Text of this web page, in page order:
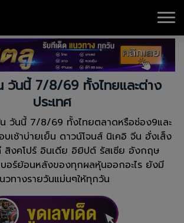
วันนี้ 7/8/69 ทั้งไทยและต่าง
ประเทศ
วันนี้ 7/8/69 ทั้งไทยตลาดหรือช่อง9และ
บเช้าบ่ายเย็น ดาวน์โจนส์ นิเคอิ จีน ฮั่งเส็ง
สิงคโปร์ อินเดีย อิยิปต์ รัสเซีย อังกฤษ
บอร์ย้อนหลังของทุกผลหุ้นออกอะไร ยังมี
วทางรายวันแม่นๆให้ทุกวัน